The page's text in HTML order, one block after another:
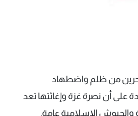
من ظلم واضطهاد
على أن نصرة غزة وإغاثتها تعد
الإسلامية عامة.